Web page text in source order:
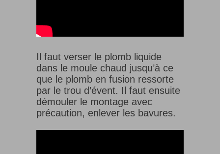
Il faut verser le plomb liquide
dans le moule chaud jusqu’à ce
que le plomb en fusion ressorte
par le trou d’évent. Il faut ensuite
démouler le montage avec
précaution, enlever les bavures.